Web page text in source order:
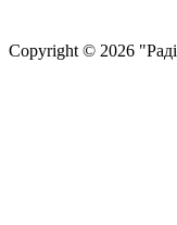
Сopyright © 2026